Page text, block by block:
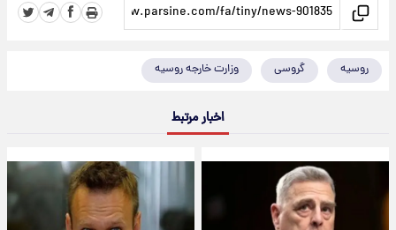
روسیه گروسی وزارت خارجه روسیه
اخبار مرتبط